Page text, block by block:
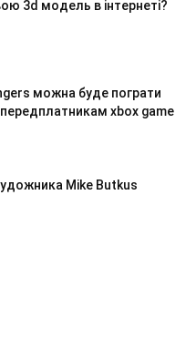
3d модель в інтернеті?
можна буде пограти
xbox game
Mike Butkus